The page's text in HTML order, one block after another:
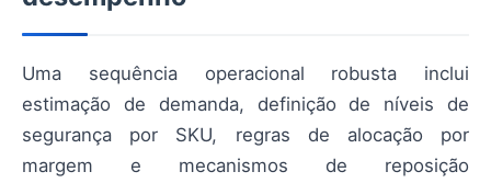
Uma sequência operacional robusta inclui
estimação de demanda, definição de níveis de
segurança por SKU, regras de alocação por
margem e mecanismos de reposição